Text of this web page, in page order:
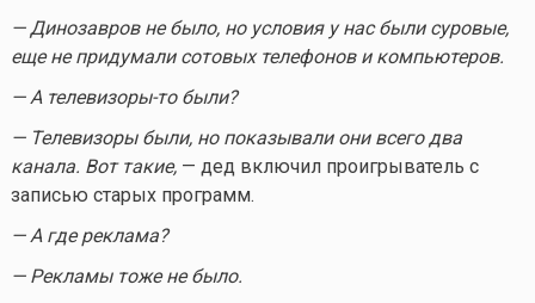
— Динозавров не было, но условия у нас были суровые,
еще не придумали сотовых телефонов и компьютеров.
— А телевизоры-тобыли?
— Телевизоры были, но показывали они всего два
канала. Вот такие,— дед включил проигрыватель с
записью старых программ.
— А где реклама?
— Рекламы тоже не было.